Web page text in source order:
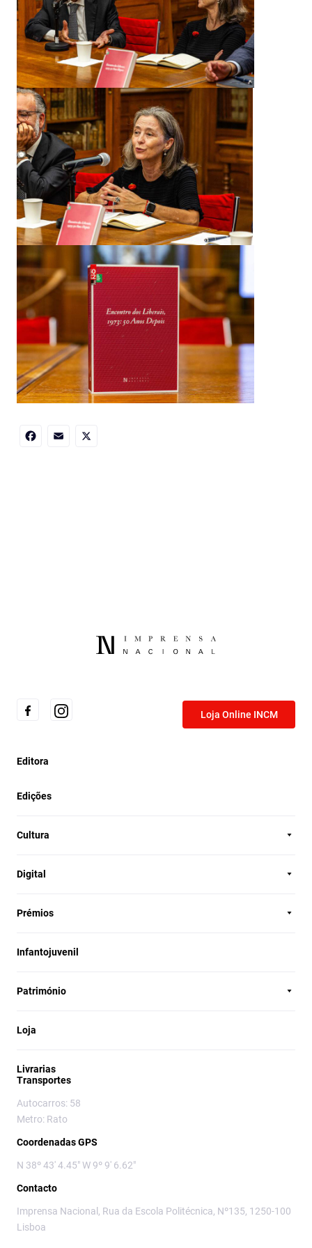
Loja Online INCM
Editora
Edições
Cultura
Digital
Prémios
Infantojuvenil
Património
Loja
Livrarias
Transportes
Autocarros: 58
Metro: Rato
Coordenadas GPS
N 38º 43' 4.45" W 9º 9' 6.62"
Contacto
Imprensa Nacional, Rua da Escola Politécnica, Nº135, 1250-100
Lisboa